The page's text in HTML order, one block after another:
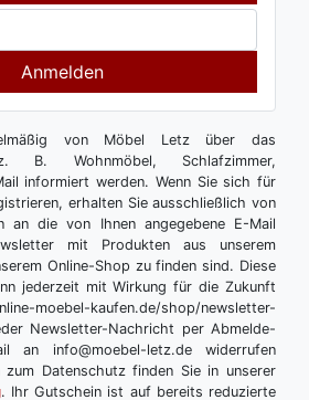
Anmelden
von Möbel Letz über das
B. Wohnmöbel, Schlafzimmer,
informiert werden. Wenn Sie sich für
erhalten Sie ausschließlich von
an die von Ihnen angegebene E-Mail
mit Produkten aus unserem
Online-Shop zu finden sind. Diese
jederzeit mit Wirkung für die Zukunft
kaufen.de/shop/newsletter-
Newsletter-Nachricht per Abmelde-
an info@moebel-letz.de widerrufen
zum Datenschutz finden Sie in unserer
. Ihr Gutschein ist auf bereits reduzierte